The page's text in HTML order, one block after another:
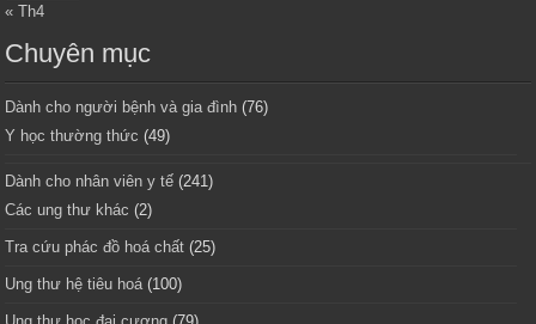
« Th4
Chuyên mục
Dành cho người bệnh và gia đình (76)
Y học thường thức (49)
Dành cho nhân viên y tế (241)
Các ung thư khác (2)
Tra cứu phác đồ hoá chất (25)
Ung thư hệ tiêu hoá (100)